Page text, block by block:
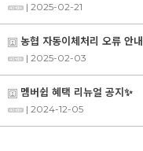
| 2025-02-21
농협 자동이체처리 오류 안내
| 2025-02-03
멤버쉽 혜택 리뉴얼 공지✨
| 2024-12-05